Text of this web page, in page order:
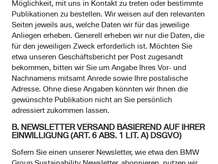
Möglichkeit, mit uns in Kontakt zu treten oder bestimmte
Publikationen zu bestellen. Wir weisen auf den relevanten
Seiten jeweils aus, welche Daten wir für das jeweilige
Anliegen erheben. Generell erheben wir nur die Daten, die
für den jeweiligen Zweck erforderlich ist. Möchten Sie
etwa unseren Geschäftsbericht per Post zugesandt
bekommen, bitten wir Sie um Angabe Ihres Vor- und
Nachnamens mitsamt Anrede sowie Ihre postalische
Adresse. Ohne diese Angaben könnten wir Ihnen die
gewünschte Publikation nicht an Sie persönlich
adressiert zukommen lassen.
B. NEWSLETTER VERSAND BASIEREND AUF IHRER
EINWILLIGUNG (ART. 6 ABS. 1 LIT. A) DSGVO)
Sofern Sie einen unserer Newsletter, wie etwa den BMW